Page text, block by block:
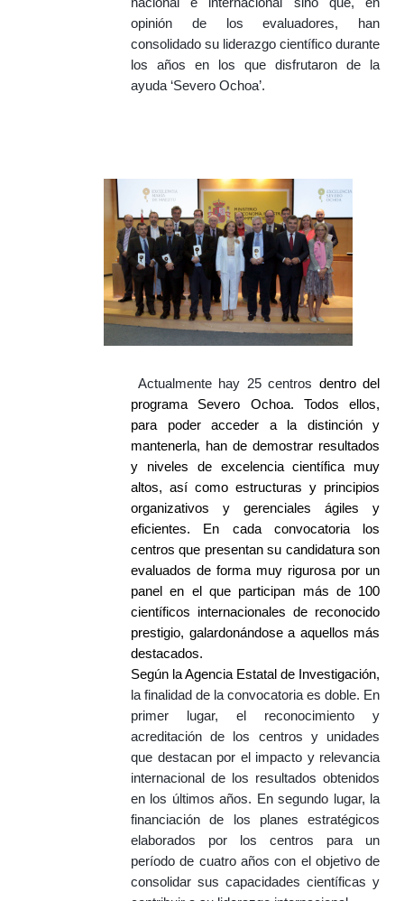
opinión de los evaluadores, han
consolidado su liderazgo científico durante
los años en los que disfrutaron de la
ayuda ‘Severo Ochoa’.
Actualmente hay 25 centros dentro del
programa Severo Ochoa. Todos ellos,
para poder acceder a la distinción y
mantenerla, han de demostrar resultados
y niveles de excelencia científica muy
altos, así como estructuras y principios
organizativos y gerenciales ágiles y
eficientes. En cada convocatoria los
centros que presentan su candidatura son
evaluados de forma muy rigurosa por un
panel en el que participan más de 100
científicos internacionales de reconocido
prestigio, galardonándose a aquellos más
destacados.
Según la Agencia Estatal de Investigación,
la finalidad de la convocatoria es doble. En
primer lugar, el reconocimiento y
acreditación de los centros y unidades
que destacan por el impacto y relevancia
internacional de los resultados obtenidos
en los últimos años. En segundo lugar, la
financiación de los planes estratégicos
elaborados por los centros para un
período de cuatro años con el objetivo de
consolidar sus capacidades científicas y